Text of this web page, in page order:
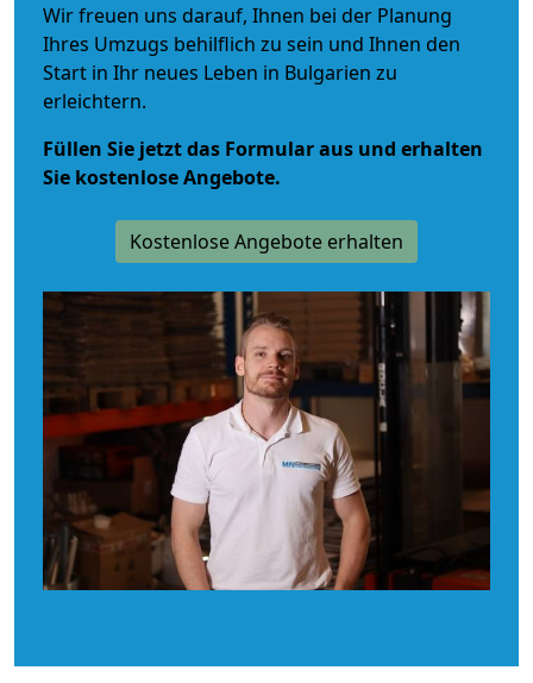
Wir freuen uns darauf, Ihnen bei der Planung
Ihres Umzugs behilflich zu sein und Ihnen den
Start in Ihr neues Leben in Bulgarien zu
erleichtern.
Füllen Sie jetzt das Formular aus und erhalten
Sie kostenlose Angebote.
Kostenlose Angebote erhalten